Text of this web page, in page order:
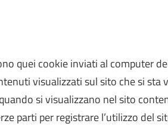
quei cookie inviati al computer
visualizzati sul sito che si
si visualizzano nel sito
parti per registrare l’utilizzo del